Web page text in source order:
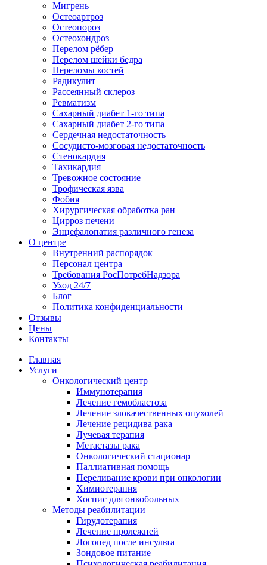
Мигрень
Остеоартроз
Остеопороз
Остеохондроз
Перелом рёбер
Перелом шейки бедра
Переломы костей
Радикулит
Рассеянный склероз
Ревматизм
Сахарный диабет 1-го типа
Сахарный диабет 2-го типа
Сердечная недостаточность
Сосудисто-мозговая недостаточность
Стенокардия
Тахикардия
Тревожное состояние
Трофическая язва
Фобия
Хирургическая обработка ран
Цирроз печени
Энцефалопатия различного генеза
О центре
Внутренний распорядок
Персонал центра
Требования РосПотребНадзора
Уход 24/7
Блог
Политика конфиденциальности
Отзывы
Цены
Контакты
Главная
Услуги
Онкологический центр
Иммунотерапия
Лечение гемобластоза
Лечение злокачественных опухолей
Лечение рецидива рака
Лучевая терапия
Метастазы рака
Онкологический стационар
Паллиативная помощь
Переливание крови при онкологии
Химиотерапия
Хоспис для онкобольных
Методы реабилитации
Гирудотерапия
Лечение пролежней
Логопед после инсульта
Зондовое питание